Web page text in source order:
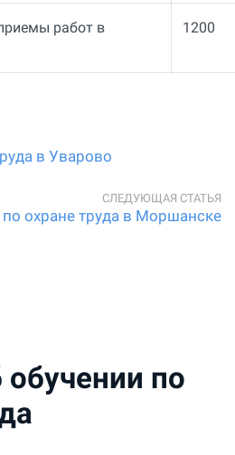
работ в
1200
в Уварово
по охране труда в Моршанске
по